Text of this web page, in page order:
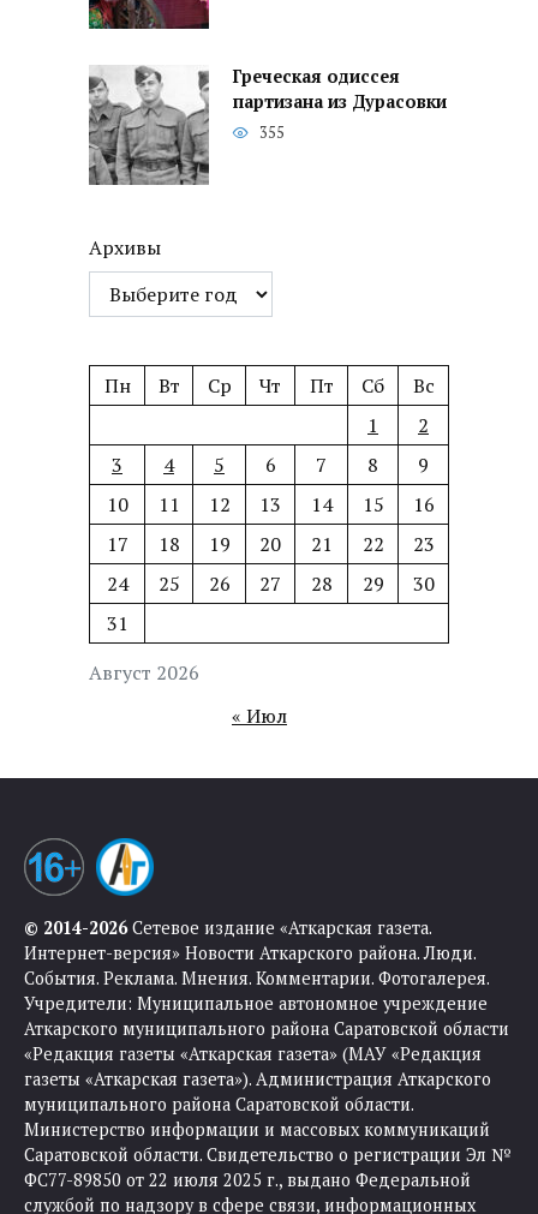
Греческая одиссея
партизана из Дурасовки
355
Архивы
Август 2026
Пн Вт Ср Чт Пт Сб
Вс
1
2
3
4 5 6 7 8
9
10
11 12 13 14 15
16
17
18 19 20 21 22
23
24
25 26 27 28 29
30
31
« Июл
© 2014-2026Сетевое издание «Аткарская газета.
Интернет-версия» Новости Аткарского района. Люди.
События. Реклама. Мнения. Комментарии. Фотогалерея.
Учредители: Муниципальное автономное учреждение
Аткарского муниципального района Саратовской области
«Редакция газеты «Аткарская газета» (МАУ «Редакция
газеты «Аткарская газета»). Администрация Аткарского
муниципального района Саратовской области.
Министерство информации и массовых коммуникаций
Саратовской области. Свидетельство о регистрации Эл №
ФС77-89850 от 22 июля 2025 г., выдано Федеральной
службой по надзору в сфере связи, информационных